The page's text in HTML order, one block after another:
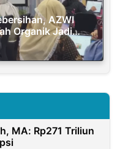
AZWI
Organik Jadi
MA: Rp271 Triliun